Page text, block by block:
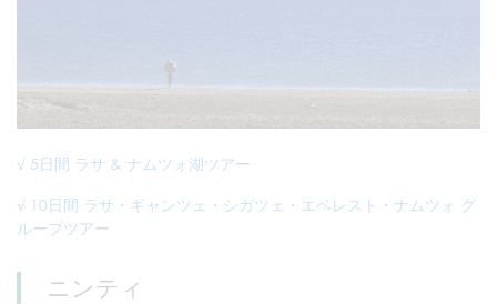
√ 5日間 ラサ & ナムツォ湖ツアー
√ 10日間 ラサ・ギャンツェ・シガツェ・エベレスト・ナムツォ グ
ループツアー
ニンティ